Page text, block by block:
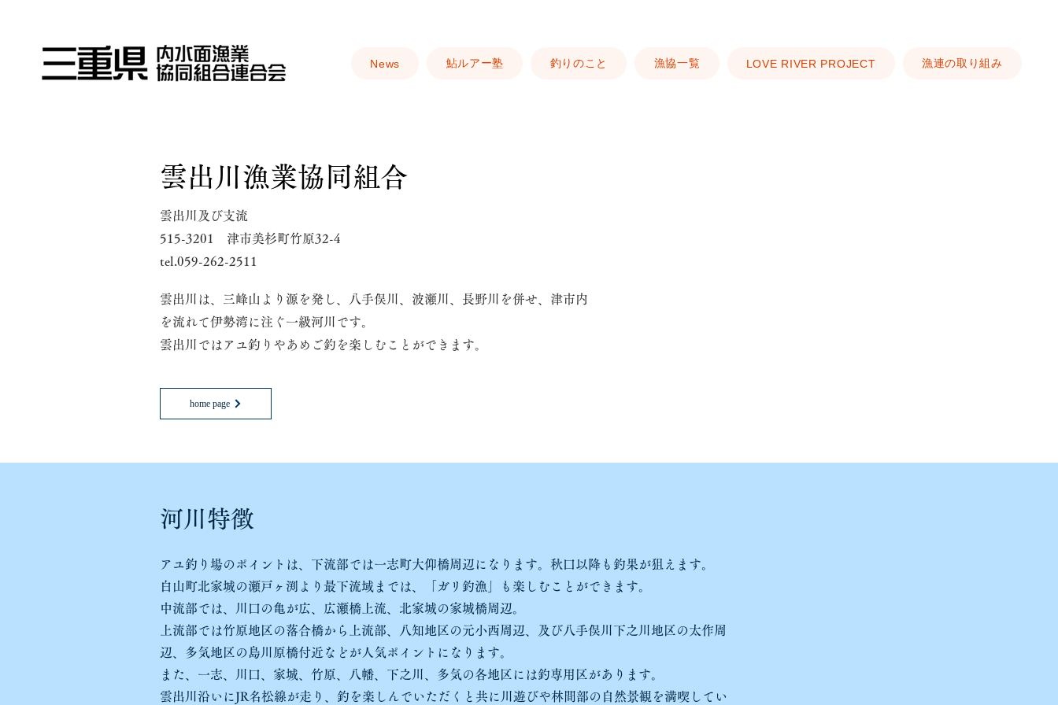
News 鮎ルアー塾 釣りのこと 漁協一覧 LOVE RIVER PROJECT 漁連の取り組み
雲出川漁業協同組合
雲出川及び支流
515-3201 津市美杉町竹原32-4
tel.059-262-2511
雲出川は、三峰山より源を発し、八手俣川、波瀬川、長野川を併せ、津市内
を流れて伊勢湾に注ぐ一級河川です。
雲出川ではアユ釣りやあめご釣を楽しむことができます。
home page
​河川特徴
アユ釣り場のポイントは、下流部では一志町大仰橋周辺になります。秋口以降も釣果が狙えます。
白山町北家城の瀬戸ヶ渕より最下流域までは、「ガリ釣漁」も楽しむことができます。
中流部では、川口の亀が広、広瀬橋上流、北家城の家城橋周辺。
上流部では竹原地区の落合橋から上流部、八知地区の元小西周辺、及び八手俣川下之川地区の太作周
辺、多気地区の島川原橋付近などが人気ポイントになります。
また、一志、川口、家城、竹原、八幡、下之川、多気の各地区には釣専用区があります。
雲出川沿いにJR名松線が走り、釣を楽しんでいただくと共に川遊びや林間部の自然景観を満喫してい